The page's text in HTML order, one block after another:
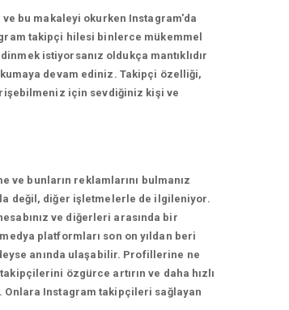
bu makaleyi okurken Instagram'da
takipçi hilesi binlerce mükemmel
istiyorsanız oldukça mantıklıdır
devam ediniz. Takipçi özelliği,
için sevdiğiniz kişi ve
bunların reklamlarını bulmanız
değil, diğer işletmelerle de ilgileniyor.
ve diğerleri arasında bir
platformları son on yıldan beri
anında ulaşabilir. Profillerine ne
özgürce artırın ve daha hızlı
Instagram takipçileri sağlayan